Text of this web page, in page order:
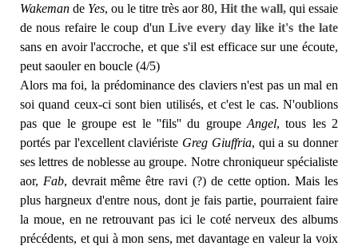
Wakeman de Yes, ou le titre très aor 80, Hit the wall, qui essaie
de nous refaire le coup d'un Live every day like it's the late
sans en avoir l'accroche, et que s'il est efficace sur une écoute,
peut saouler en boucle (4/5)
Alors ma foi, la prédominance des claviers n'est pas un mal en
soi quand ceux-ci sont bien utilisés, et c'est le cas. N'oublions
pas que le groupe est le ''fils'' du groupe Angel, tous les 2
portés par l'excellent claviériste Greg Giuffria, qui a su donner
ses lettres de noblesse au groupe. Notre chroniqueur spécialiste
aor, Fab, devrait même être ravi (?) de cette option. Mais les
plus hargneux d'entre nous, dont je fais partie, pourraient faire
la moue, en ne retrouvant pas ici le coté nerveux des albums
précédents, et qui à mon sens, met davantage en valeur la voix